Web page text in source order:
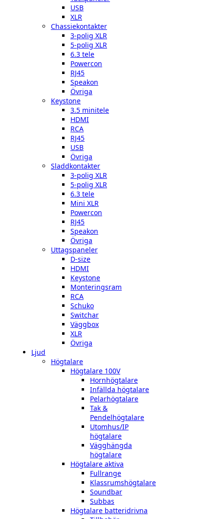
USB
XLR
Chassiekontakter
3-polig XLR
5-polig XLR
6.3 tele
Powercon
RJ45
Speakon
Övriga
Keystone
3.5 minitele
HDMI
RCA
RJ45
USB
Övriga
Sladdkontakter
3-polig XLR
5-polig XLR
6.3 tele
Mini XLR
Powercon
RJ45
Speakon
Övriga
Uttagspaneler
D-size
HDMI
Keystone
Monteringsram
RCA
Schuko
Switchar
Väggbox
XLR
Övriga
Ljud
Högtalare
Högtalare 100V
Hornhögtalare
Infällda högtalare
Pelarhögtalare
Tak &
Pendelhögtalare
Utomhus/IP
högtalare
Vägghängda
högtalare
Högtalare aktiva
Fullrange
Klassrumshögtalare
Soundbar
Subbas
Högtalare batteridrivna